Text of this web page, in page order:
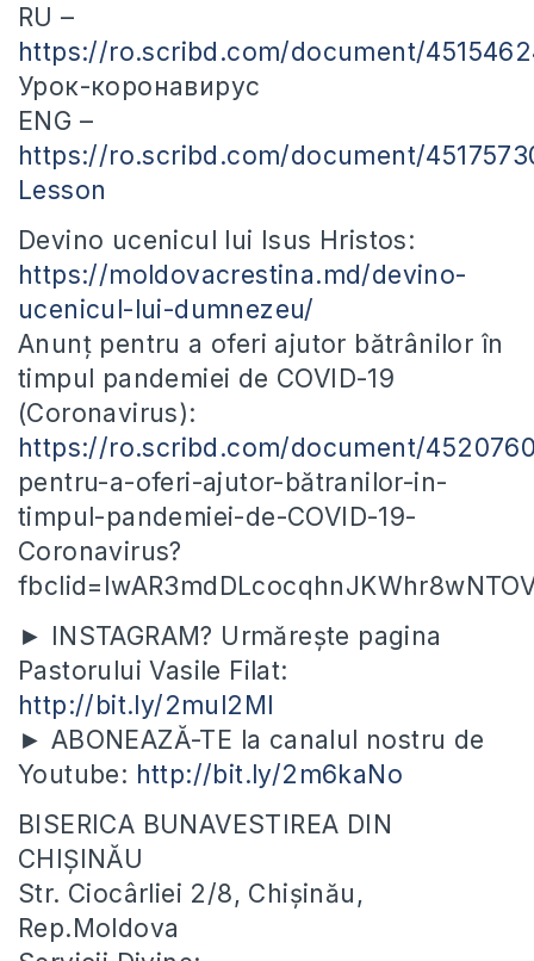
RU –
https://ro.scribd.com/document/
Урок-коронавирус
ENG –
https://ro.scribd.com/document/
Lesson
Devino ucenicul lui Isus Hristos:
https://moldovacrestina.md/devino-
ucenicul-lui-dumnezeu/
Anunț pentru a oferi ajutor bătrânilor în
timpul pandemiei de COVID-19
(Coronavirus):
https://ro.scribd.com/document/
pentru-a-oferi-ajutor-bătranilor-in-
timpul-pandemiei-de-COVID-19-
Coronavirus?
► INSTAGRAM? Urmărește pagina
Pastorului Vasile Filat:
http://bit.ly/2mul2Ml
► ABONEAZĂ-TE la canalul nostru de
Youtube: http://bit.ly/2m6kaNo
BISERICA BUNAVESTIREA DIN
CHIȘINĂU
Str. Ciocârliei 2/8, Chișinău,
Rep.Moldova